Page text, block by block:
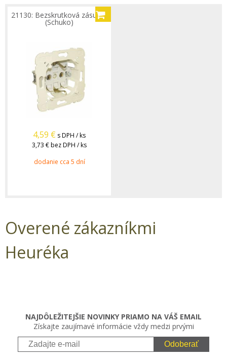
21130: Bezskrutková zásuvka
(Schuko)
4,59 € s DPH / ks
3,73 €bez DPH / ks
dodanie cca 5 dní
Overené zákazníkmi
Heuréka
NAJDÔLEŽITEJŠIE NOVINKY PRIAMO NA VÁŠ EMAIL
Získajte zaujímavé informácie vždy medzi prvými
Odoberať